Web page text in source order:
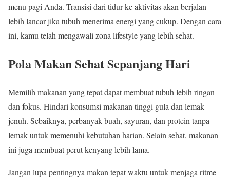
menu pagi Anda. Transisi dari tidur ke aktivitas akan berjalan
lebih lancar jika tubuh menerima energi yang cukup. Dengan cara
ini, kamu telah mengawali zona lifestyle yang lebih sehat.
Pola Makan Sehat Sepanjang Hari
Memilih makanan yang tepat dapat membuat tubuh lebih ringan
dan fokus. Hindari konsumsi makanan tinggi gula dan lemak
jenuh. Sebaiknya, perbanyak buah, sayuran, dan protein tanpa
lemak untuk memenuhi kebutuhan harian. Selain sehat, makanan
ini juga membuat perut kenyang lebih lama.
Jangan lupa pentingnya makan tepat waktu untuk menjaga ritme